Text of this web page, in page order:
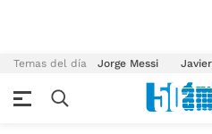
Temas del día Jorge Messi